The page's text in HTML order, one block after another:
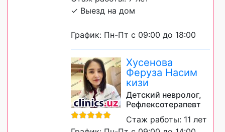
✓ Выезд на дом
График: Пн-Пт с 09:00 до 18:00
Хусенова
Феруза Насим
кизи
Детский невролог,
Рефлексотерапевт
Стаж работы: 11 лет